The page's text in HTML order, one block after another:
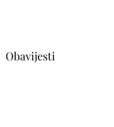
Obavijesti